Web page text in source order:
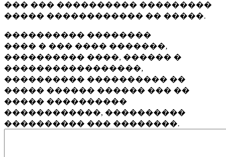
��� ��� ���������� ���������
����� ������������ �� �����.
���������� ��������
���� � ��� ���� �������,
���������� ����, ������ �
�����������������,
���������� ���������� ��
����� ������ ������ ��� ��
����� ����������
������������, ����������
���������� ��� ��������.